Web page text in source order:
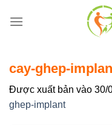
qua
cay-ghep-
Được xuất bản vào 30/
ghep-implant